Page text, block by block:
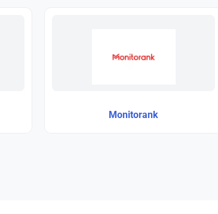
Monitorank